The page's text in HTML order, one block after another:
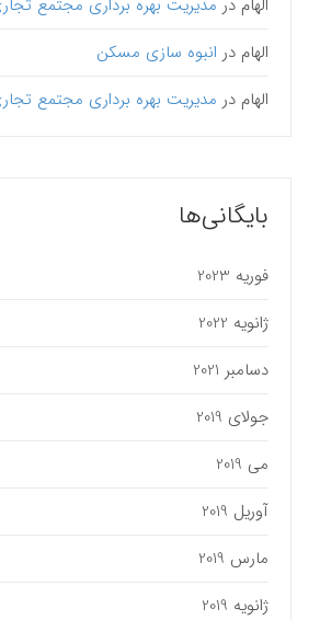
الهام در مدیریت بهره برداری مجتمع
الهام در انبوه سازی مسکن
الهام در مدیریت بهره برداری مجتمع
بایگانی‌ها
فوریه 2023
ژانویه 2022
دسامبر 2021
جولای 2019
می 2019
آوریل 2019
مارس 2019
ژانویه 2019